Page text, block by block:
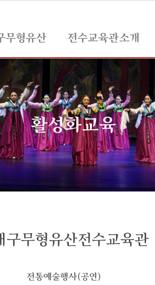
무형유산 전수교육관소개
활성화교육
구무형유산전수교육관
전통예술행사(공연)